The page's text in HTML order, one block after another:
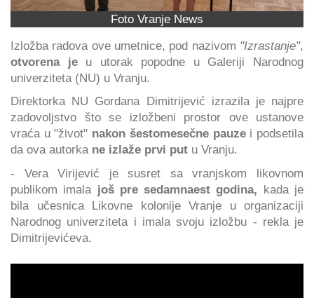
Foto Vranje News
Izložba radova ove umetnice, pod nazivom "Izrastanje",
otvorena jeu utorak popodne u Galeriji Narodnog
univerziteta (NU) u Vranju.
Direktorka NU Gordana Dimitrijević izrazila je najpre
zadovoljstvo što se izložbeni prostor ove ustanove
vraća u "život" nakon šestomesečne pauzei podsetila
da ova autorka ne izlaže prvi put u Vranju.
- Vera Virijević je susret sa vranjskom likovnom
publikom imala još pre sedamnaest godina, kada je
bila učesnica Likovne kolonije Vranje u organizaciji
Narodnog univerziteta i imala svoju izložbu - rekla je
Dimitrijevićeva.